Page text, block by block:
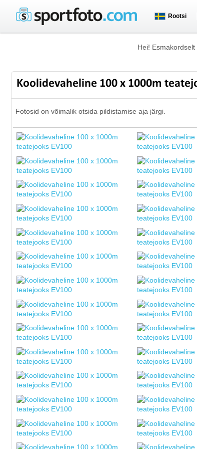
Rootsi
Hei!
Koolidevaheline 100 x 1000m
Fotosid on võimalik otsida pildistamise aja järgi.